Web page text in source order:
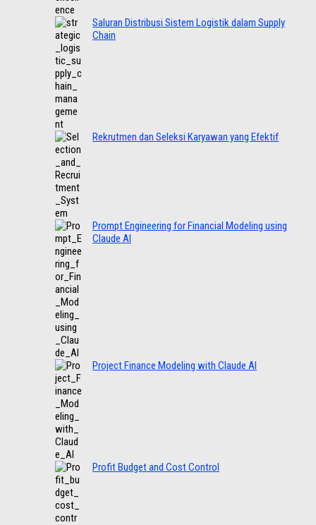
Saluran Distribusi Sistem Logistik dalam Supply
Chain
Rekrutmen dan Seleksi Karyawan yang Efektif
Prompt Engineering for Financial Modeling using
Claude AI
Project Finance Modeling with Claude AI
Profit Budget and Cost Control